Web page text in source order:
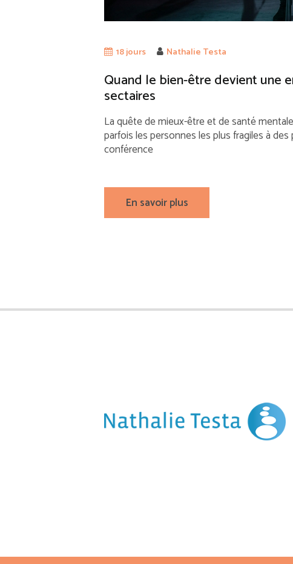
18 jours Nathalie Testa
Quand le bien-être devient une
sectaires
La quête de mieux-être et de santé
parfois les personnes les plus fragiles à
conférence
En savoir plus